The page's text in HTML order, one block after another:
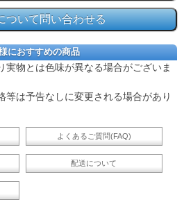
におすすめの商品
物とは色味が異なる場合がございま
は予告なしに変更される場合があり
よくあるご質問(FAQ)
配送について